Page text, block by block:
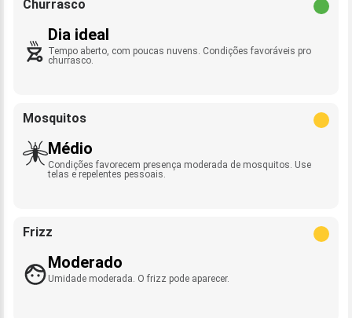
Churrasco
Dia ideal
Tempo aberto, com poucas nuvens. Condições favoráveis pro
churrasco.
Mosquitos
Médio
Condições favorecem presença moderada de mosquitos. Use
telas e repelentes pessoais.
Frizz
Moderado
Umidade moderada. O frizz pode aparecer.